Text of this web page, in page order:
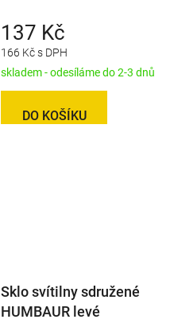
166 Kč s DPH
137 Kč
skladem - odesíláme do 2-3 dnů
DO KOŠÍKU
Sklo svítilny sdružené
HUMBAUR levé